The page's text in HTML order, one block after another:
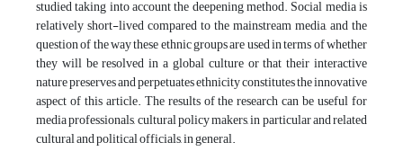
studied taking into account the deepening method. Social media is
relatively short-lived compared to the mainstream media, and the
question of the way these ethnic groups are used in terms of whether
they will be resolved in a global culture or that their interactive
nature preserves and perpetuates ethnicity constitutes the innovative
aspect of this article. The results of the research can be useful for
media professionals, cultural policy makers, in particular and related
cultural and political officials, in general.